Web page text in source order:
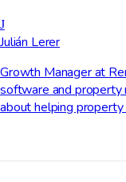
J
Julián Lerer
Growth Manager at
software and property
about helping